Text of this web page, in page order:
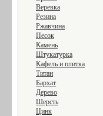
Веревка
Резина
Ржавчина
Песок
Камень
Штукатурка
Кафель и плитка
Титан
Бархат
Дерево
Шерсть
Цинк